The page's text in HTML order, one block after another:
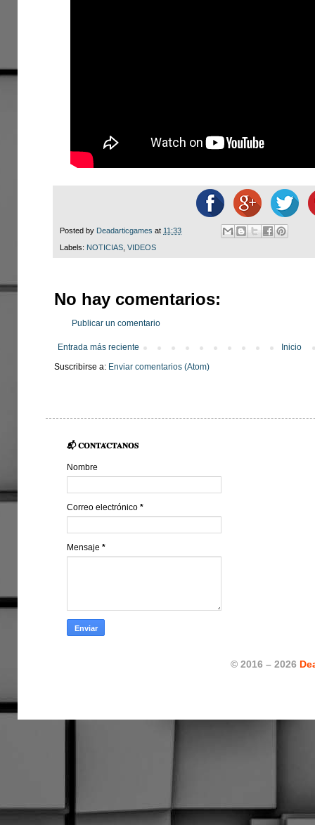
Posted by Deadarticgames at 11:33
Labels: NOTICIAS VIDEOS
No hay comentarios:
Publicar un comentario
Entrada más reciente
Inicio
Suscribirse a: Enviar comentarios (Atom)
📬 𝐂𝐎𝐍𝐓𝐀́𝐂𝐓𝐀𝐍𝐎𝐒
Nombre
Correo electrónico *
Mensaje *
© 2016 – 2026